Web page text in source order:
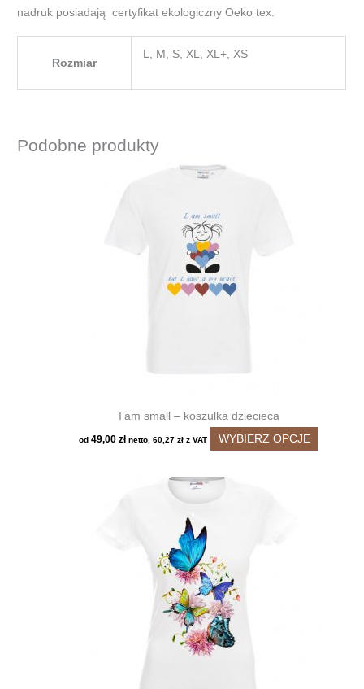
nadruk posiadają certyfikat ekologiczny Oeko tex.
Rozmiar
L, M, S, XL, XL+, XS
Podobne produkty
I’am small – koszulka dziecieca
od 49,00 zł netto, 60,27 złz VAT WYBIERZ OPCJE